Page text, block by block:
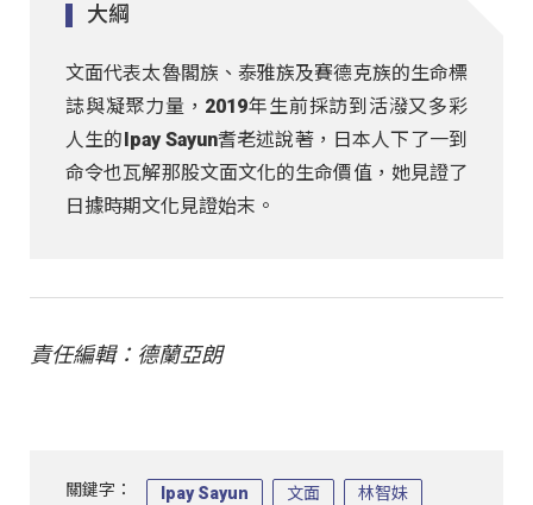
大綱
文面代表太魯閣族、泰雅族及賽德克族的生命標
誌與凝聚力量，2019年生前採訪到活潑又多彩
人生的Ipay Sayun耆老述說著，日本人下了一到
命令也瓦解那股文面文化的生命價值，她見證了
日據時期文化見證始末。
責任編輯：德蘭亞朗
關鍵字： Ipay Sayun 文面 林智妹